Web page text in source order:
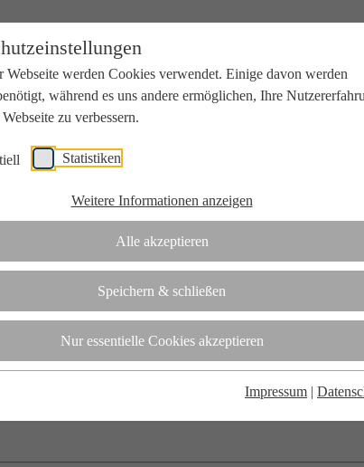
Webseite werden Cookies verwendet. Einige davon werden
während es uns andere ermöglichen, Ihre
zu verbessern.
Statistiken
Weitere Informationen anzeigen
Alle akzeptieren
Speichern & schließen
Nur essentielle Cookies akzeptieren
Impressum |
und Wirtschaft.